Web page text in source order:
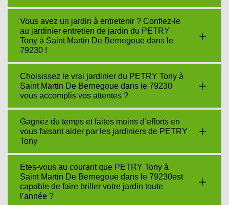
Vous avez un jardin à entretenir ? Confiez-le
au jardinier entretien de jardin du PETRY
Tony à Saint Martin De Bernegoue dans le
79230 !
Choisissez le vrai jardinier du PETRY Tony à
Saint Martin De Bernegoue dans le 79230
vous accomplis vos attentes ?
Gagnez du temps et faites moins d’efforts en
vous faisant aider par les jardiniers de PETRY
Tony
Etes-vous au courant que PETRY Tony à
Saint Martin De Bernegoue dans le 79230est
capable de faire briller votre jardin toute
l’année ?